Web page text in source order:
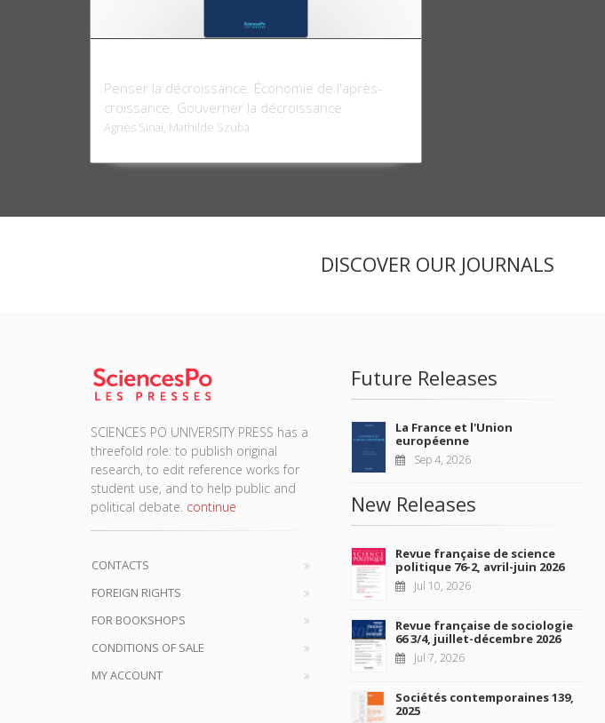
Penser la décroissance. Économie de l'après-
croissance. Gouverner la décroissance
Agnès Sinaï, Mathilde Szuba
DISCOVER OUR JOURNALS
SCIENCES PO UNIVERSITY PRESS has a
threefold role: to publish original
research, to edit reference works for
student use, and to help public and
political debate. continue
CONTACTS
FOREIGN RIGHTS
FOR BOOKSHOPS
CONDITIONS OF SALE
MY ACCOUNT
Future Releases
La France et l'Union
européenne
Sep 4, 2026
New Releases
Revue française de science
politique 76-2, avril-juin 2026
Jul 10, 2026
Revue française de sociologie
66 3/4, juillet-décembre 2026
Jul 7, 2026
Sociétés contemporaines 139,
2025